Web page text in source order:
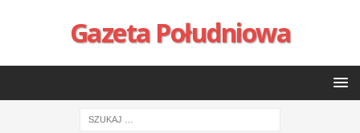
Gazeta Południowa